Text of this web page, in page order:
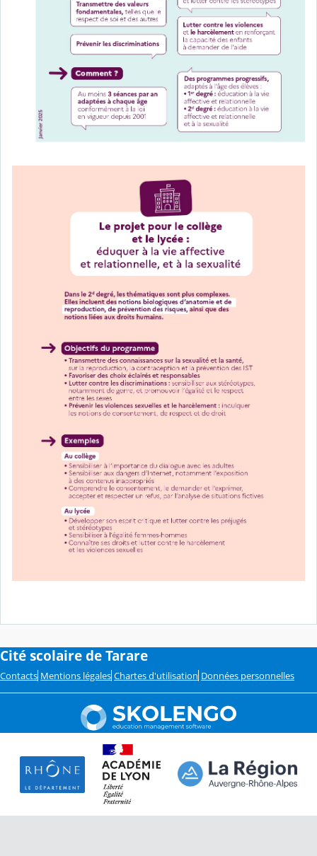
Cité scolaire de Tarare
Contacts Mentions légales Chartes d'utilisation Données personnelles